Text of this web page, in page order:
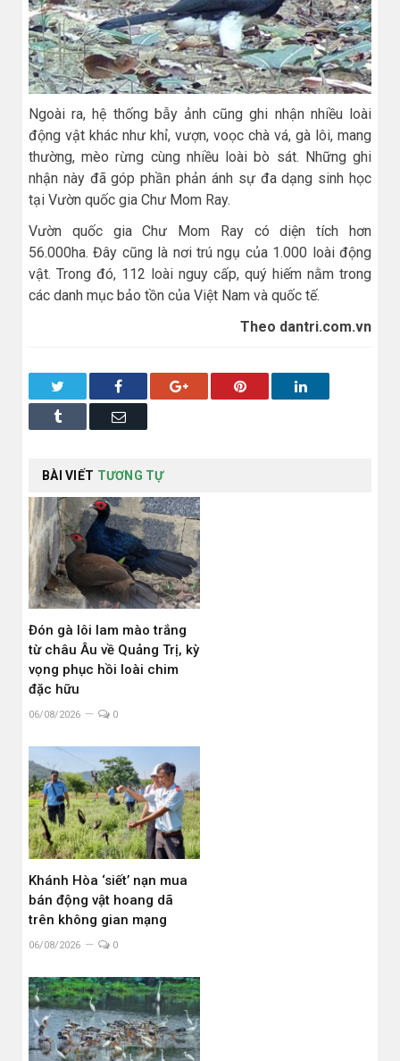
Ngoài ra, hệ thống bẫy ảnh cũng ghi nhận nhiều loài
động vật khác như khỉ, vượn, voọc chà vá, gà lôi, mang
thường, mèo rừng cùng nhiều loài bò sát. Những ghi
nhận này đã góp phần phản ánh sự đa dạng sinh học
tại Vườn quốc gia Chư Mom Ray.
Vườn quốc gia Chư Mom Ray có diện tích hơn
56.000ha. Đây cũng là nơi trú ngụ của 1.000 loài động
vật. Trong đó, 112 loài nguy cấp, quý hiếm nằm trong
các danh mục bảo tồn của Việt Nam và quốc tế.
Theo dantri.com.vn
Facebook Google+ Pinterest LinkedIn
Tumblr Email
BÀI VIẾT TƯƠNG TỰ
Đón gà lôi lam mào trắng
từ châu Âu về Quảng Trị, kỳ
vọng phục hồi loài chim
đặc hữu
06/08/2026 0
Khánh Hòa ‘siết’ nạn mua
bán động vật hoang dã
trên không gian mạng
06/08/2026 0